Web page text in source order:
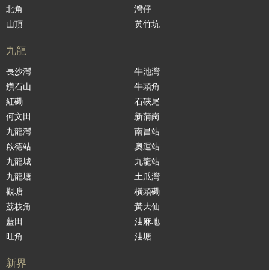
北角
山頂
灣仔
黃竹坑
九龍
長沙灣
鑽石山
紅磡
何文田
九龍灣
啟德站
九龍城
九龍塘
觀塘
荔枝角
藍田
旺角
牛池灣
牛頭角
石硤尾
新蒲崗
南昌站
奧運站
九龍站
土瓜灣
橫頭磡
黃大仙
油麻地
油塘
新界